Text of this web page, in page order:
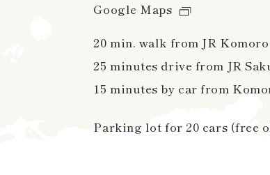
Google Maps
20 min. walk from JR
25 minutes drive from JR
15 minutes by car from
Parking lot for 20 cars (free